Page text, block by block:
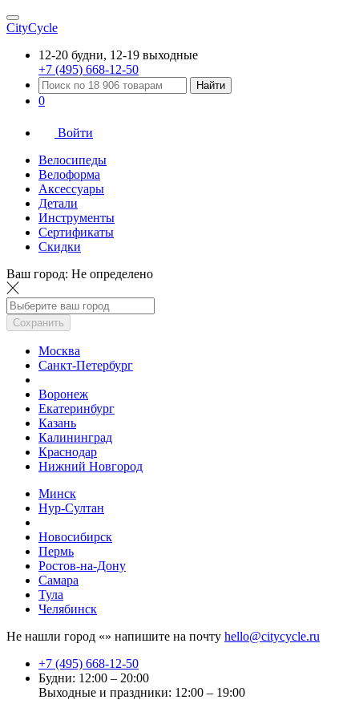
CityCycle
12-20 будни, 12-19 выходные
+7 (495) 668-12-50
Найти
0
Войти
Велосипеды
Велоформа
Аксессуары
Детали
Инструменты
Сертификаты
Скидки
Ваш город: Не определено
Сохранить
Москва
Санкт-Петербург
Воронеж
Екатеринбург
Казань
Калининград
Краснодар
Нижний Новгород
Минск
Нур-Султан
Новосибирск
Пермь
Ростов-на-Дону
Самара
Тула
Челябинск
Не нашли город «» напишите на почту hello@citycycle.ru
+7 (495) 668-12-50
Будни: 12:00 – 20:00
Выходные и праздники: 12:00 – 19:00